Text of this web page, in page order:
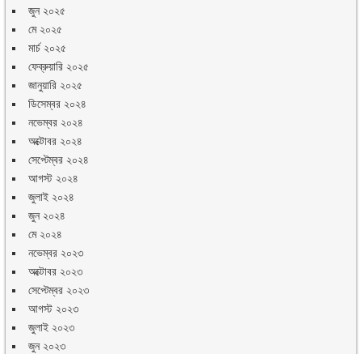
জুন ২০২৫
মে ২০২৫
মার্চ ২০২৫
ফেব্রুয়ারি ২০২৫
জানুয়ারি ২০২৫
ডিসেম্বর ২০২৪
নভেম্বর ২০২৪
অক্টোবর ২০২৪
সেপ্টেম্বর ২০২৪
আগস্ট ২০২৪
জুলাই ২০২৪
জুন ২০২৪
মে ২০২৪
নভেম্বর ২০২৩
অক্টোবর ২০২৩
সেপ্টেম্বর ২০২৩
আগস্ট ২০২৩
জুলাই ২০২৩
জুন ২০২৩